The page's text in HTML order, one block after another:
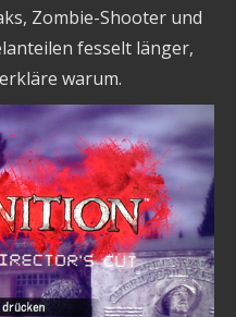
Zombie-Shooter und
fesselt länger,
warum.